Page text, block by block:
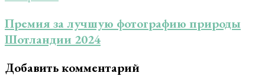
Премия за лучшую фотографию природы
Шотландии 2024
Добавить комментарий